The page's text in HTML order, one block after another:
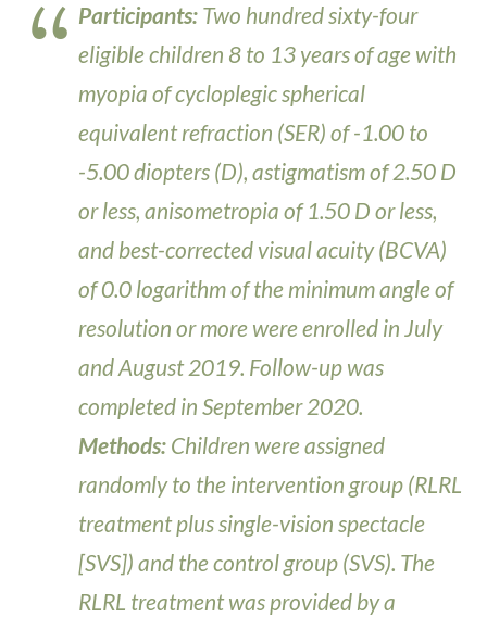
Participants: Two hundred sixty-four
eligible children 8 to 13 years of age with
myopia of cycloplegic spherical
equivalent refraction (SER) of -1.00 to
-5.00 diopters (D), astigmatism of 2.50 D
or less, anisometropia of 1.50 D or less,
and best-corrected visual acuity (BCVA)
of 0.0 logarithm of the minimum angle of
resolution or more were enrolled in July
and August 2019. Follow-up was
completed in September 2020.
Methods: Children were assigned
randomly to the intervention group (RLRL
treatment plus single-vision spectacle
[SVS]) and the control group (SVS). The
RLRL treatment was provided by a